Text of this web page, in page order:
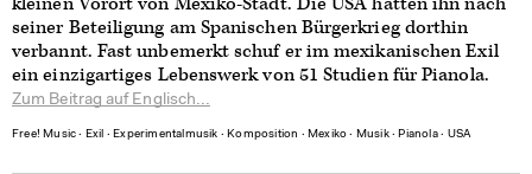
seiner Beteiligung am Spanischen Bürgerkrieg dorthin
verbannt. Fast unbemerkt schuf er im mexikanischen Exil
ein einzigartiges Lebenswerk von 51 Studien für Pianola.
Zum Beitrag auf Englisch...
Free! Music ∙ Exil ∙ Experimentalmusik ∙ Komposition ∙ Mexiko ∙ Musik∙ Pianola∙ USA